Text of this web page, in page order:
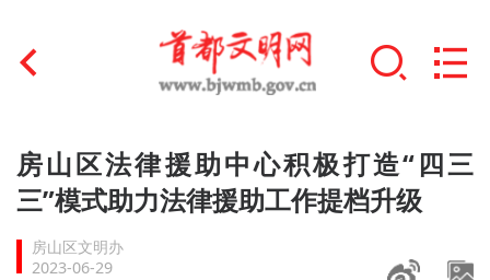
首页
文明创建
文明实践
房山区法律援助中心积极打造“四三
三”模式助力法律援助工作提档升级
房山区文明办
2023-06-29